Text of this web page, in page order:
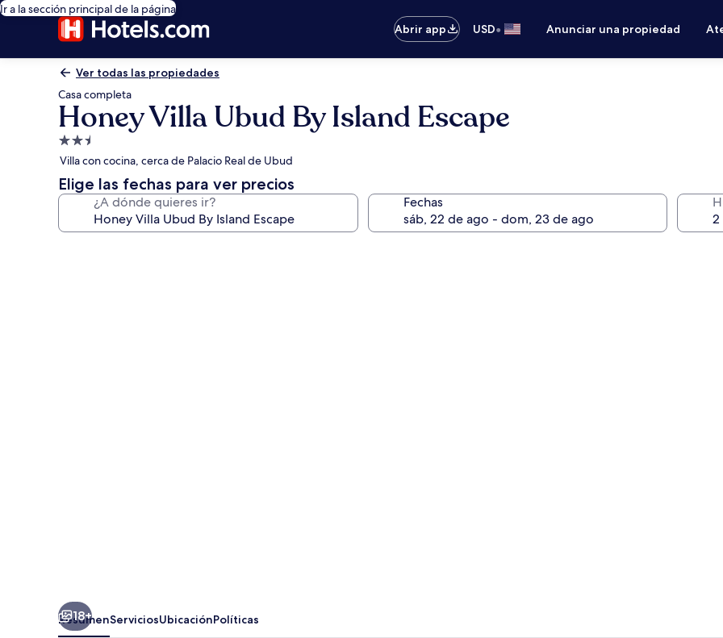
Ir a la sección principal de la página
Abrir app
USD• Anunciar una propiedad
Ver todas las propiedades
Casa completa
Honey Villa Ubud By Island Escape
Propiedad
de
2.5
estrellas
Villa con cocina, cerca de Palacio Real de Ubud
Elige las fechas para ver precios
¿A dónde quieres ir? Fechas
18+
ResumenServiciosUbicaciónPolíticas